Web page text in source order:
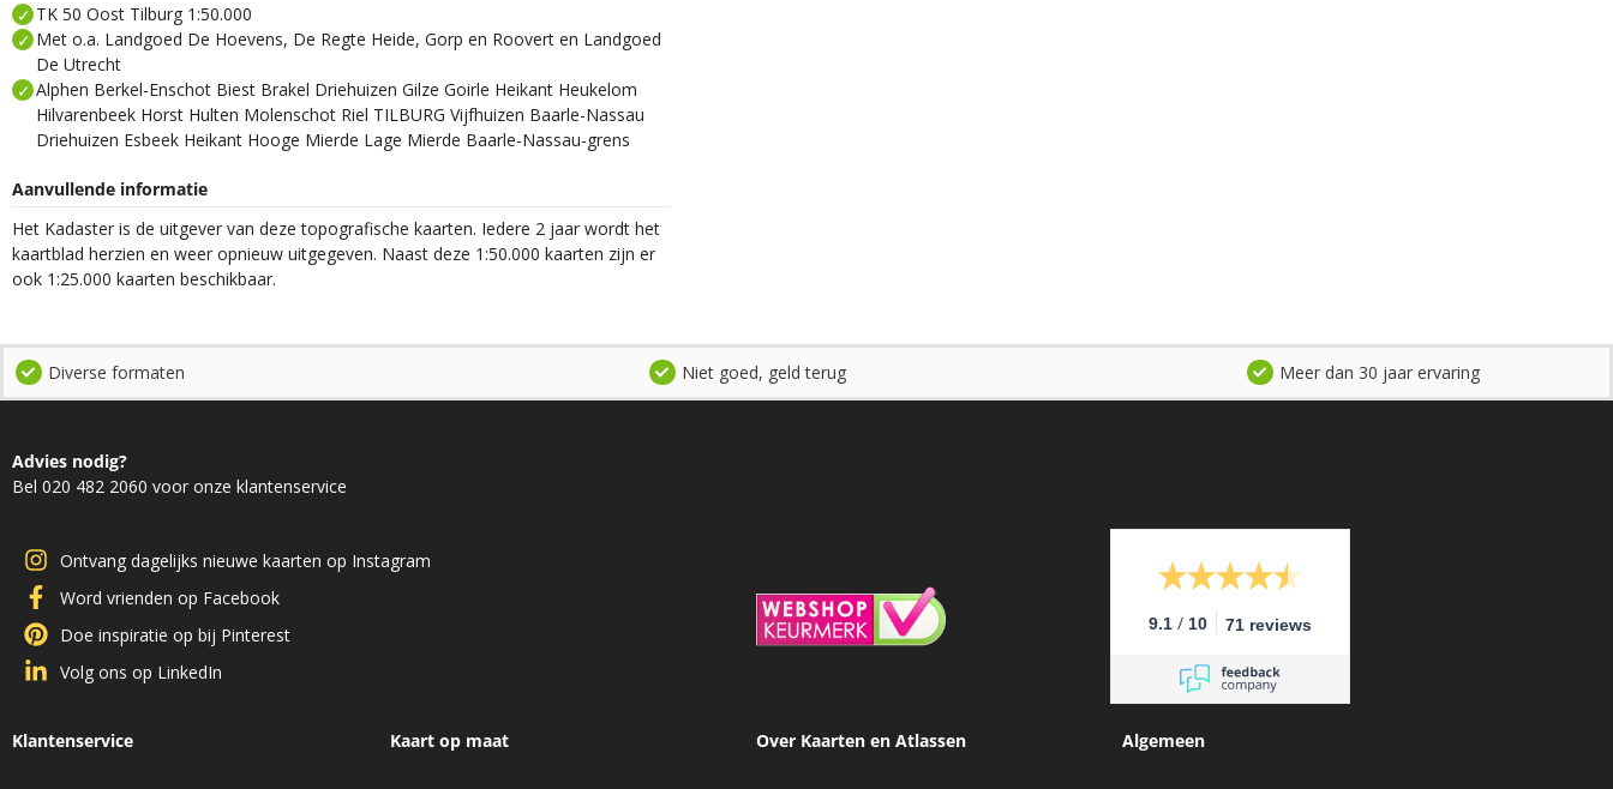
TK 50 Oost Tilburg 1:50.000
Met o.a. Landgoed De Hoevens, De Regte Heide, Gorp en Roovert en Landgoed
De Utrecht
Alphen Berkel-Enschot Biest Brakel Driehuizen Gilze Goirle Heikant Heukelom
Hilvarenbeek Horst Hulten Molenschot Riel TILBURG Vijfhuizen Baarle-Nassau
Driehuizen Esbeek Heikant Hooge Mierde Lage Mierde Baarle-Nassau-grens
Aanvullende informatie
Het Kadaster is de uitgever van deze topografische kaarten. Iedere 2 jaar wordt het
kaartblad herzien en weer opnieuw uitgegeven. Naast deze 1:50.000 kaarten zijn er
ook 1:25.000 kaarten beschikbaar.
Diverse formaten Niet goed, geld terug Meer dan 30 jaar ervaring
Advies nodig?
Bel 020 482 2060 voor onze klantenservice
Ontvang dagelijks nieuwe kaarten op Instagram
Word vrienden op Facebook
Doe inspiratie op bij Pinterest
Volg ons op LinkedIn
9.1 / 10 71 reviews
Klantenservice Kaart op maat Over Kaarten en Atlassen Algemeen